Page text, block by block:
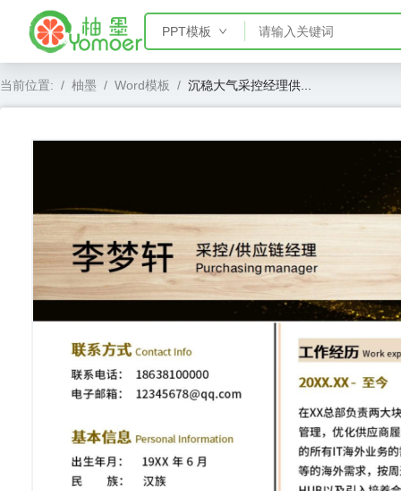
PPT模板
当前位置: / 柚墨 / Word模板 / 沉稳大气采控经理供...